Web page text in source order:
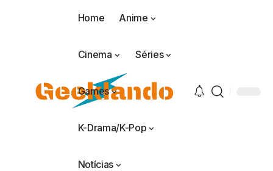
Home Anime
Cinema Séries
Games
K-Drama/K-Pop
Notícias